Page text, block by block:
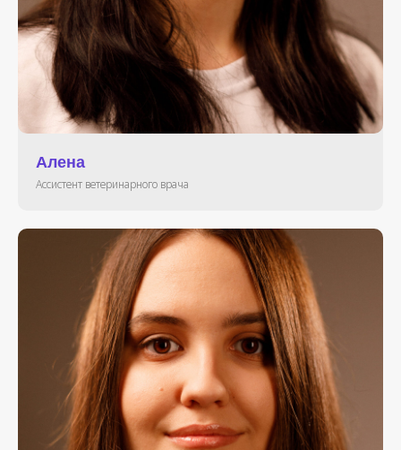
Алена
Ассистент ветеринарного врача